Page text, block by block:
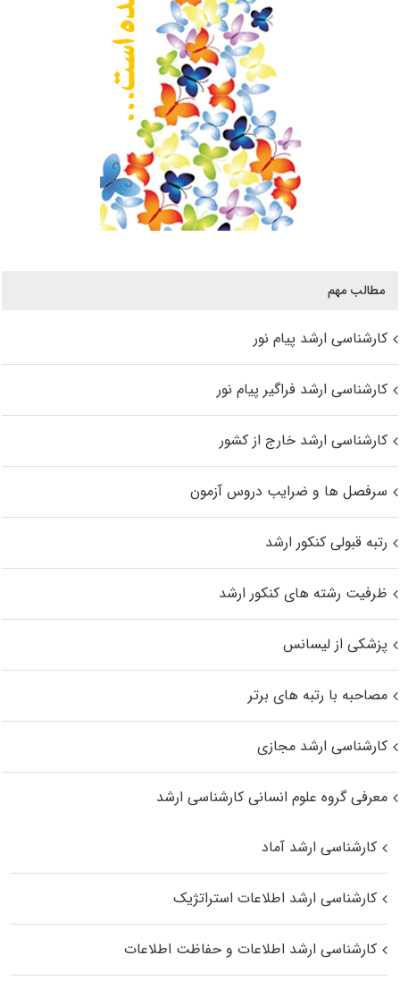
مطالب مهم
کارشناسی ارشد پیام نور
کارشناسی ارشد فراگیر پیام نور
کارشناسی ارشد خارج از کشور
سرفصل ها و ضرایب دروس آزمون
رتبه قبولی کنکور ارشد
ظرفیت رشته های کنکور ارشد
پزشکی از لیسانس
مصاحبه با رتبه های برتر
کارشناسی ارشد مجازی
معرفی گروه علوم انسانی کارشناسی ارشد
کارشناسی ارشد آماد
کارشناسی ارشد اطلاعات استراتژیک
کارشناسی ارشد اطلاعات و حفاظت اطلاعات